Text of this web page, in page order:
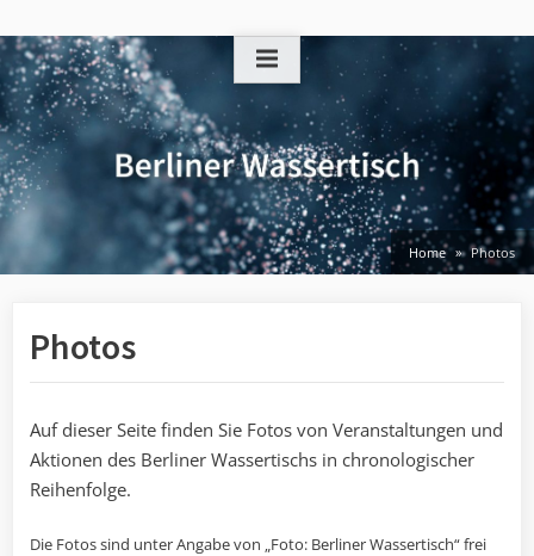
to
content
Home Photos
Photos
Auf dieser Seite finden Sie Fotos von Veranstaltungen und
Aktionen des Berliner Wassertischs in chronologischer
Reihenfolge.
Die Fotos sind unter Angabe von „Foto: Berliner Wassertisch“ frei